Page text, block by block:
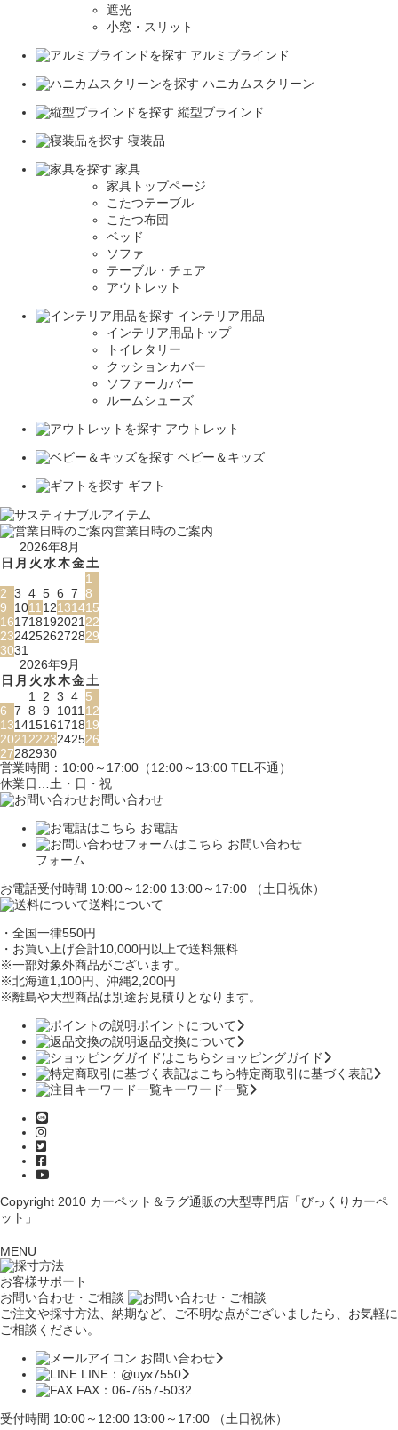
遮光
小窓・スリット
アルミブラインド
ハニカムスクリーン
縦型ブラインド
寝装品
家具
家具トップページ
こたつテーブル
こたつ布団
ベッド
ソファ
テーブル・チェア
アウトレット
インテリア用品
インテリア用品トップ
トイレタリー
クッションカバー
ソファーカバー
ルームシューズ
アウトレット
ベビー＆キッズ
ギフト
営業日時のご案内
2026年8月
日 月 火水木金土
1
2 3 4 5 6 7 8
9
1011 12131415
161718192021 22
23242526272829
3031
2026年9月
日 月 火水木金土
1
2 3 4 5
6 7 8 9 1011 12
13141516171819
2021 2223242526
27282930
営業時間：10:00～17:00（12:00～13:00 TEL不通）
休業日…土・日・祝
お問い合わせ
お電話
お問い合わせ
フォーム
お電話受付時間 10:00～12:00 13:00～17:00 （土日祝休）
送料について
・全国一律550円
・お買い上げ合計10,000円 以上で送料無料
※一部対象外商品がございます。
※北海道1,100円
、沖縄2,200円
※離島や大型商品は別途お見積りとなります。
ポイントについて
返品交換について
ショッピングガイド
特定商取引に基づく表記
キーワード一覧
Copyright 2010 カーペット＆ラグ通販の大型専門店「びっくりカーペ
ット」
MENU
お客様サポート
お問い合わせ・ご相談
ご注文や採寸方法、納期など、ご不明な点がございましたら、お気軽に
ご相談ください。
お問い合わせ
LINE：@uyx7550
FAX：06-7657-5032
受付時間 10:00～12:00 13:00～17:00 （土日祝休）